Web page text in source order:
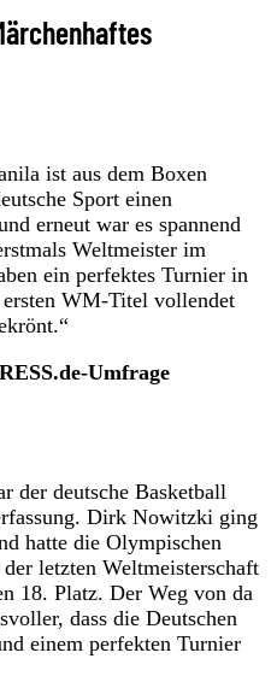
ist aus dem Boxen
Sport einen
erneut war es spannend
Weltmeister im
ein perfektes Turnier in
WM-Titel vollendet
Umfrage
der deutsche Basketball
Dirk Nowitzki ging
hatte die Olympischen
letzten Weltmeisterschaft
18. Platz. Der Weg von da
dass die Deutschen
einem perfekten Turnier